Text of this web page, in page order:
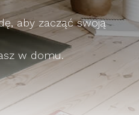
aby zacząć swoją
w domu.